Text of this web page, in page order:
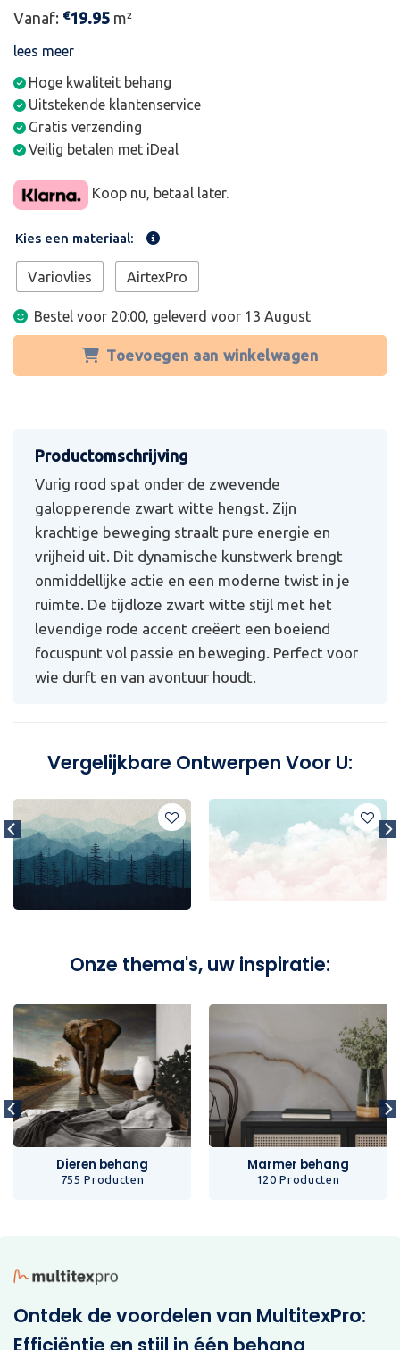
Vanaf: €19.95 m²
lees meer
Hoge kwaliteit behang
Uitstekende klantenservice
Gratis verzending
Veilig betalen met iDeal
Koop nu, betaal later.
Kies een materiaal:
Variovlies AirtexPro
Bestel voor 20:00, geleverd voor 13 August
Toevoegen aan winkelwagen
Vurig rood spat onder de zwevende
galopperende zwart witte hengst. Zijn
krachtige beweging straalt pure energie en
vrijheid uit. Dit dynamische kunstwerk brengt
onmiddellijke actie en een moderne twist in je
ruimte. De tijdloze zwart witte stijl met het
levendige rode accent creëert een boeiend
focuspunt vol passie en beweging. Perfect voor
wie durft en van avontuur houdt.
Vergelijkbare Ontwerpen Voor U:
Onze thema's, uw inspiratie:
Dieren behang
755 Producten
Marmer behang
120 Producten
Ontdek de voordelen van MultitexPro: